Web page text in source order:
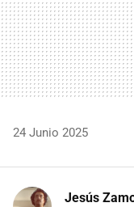
24 Junio 2025
Jesús